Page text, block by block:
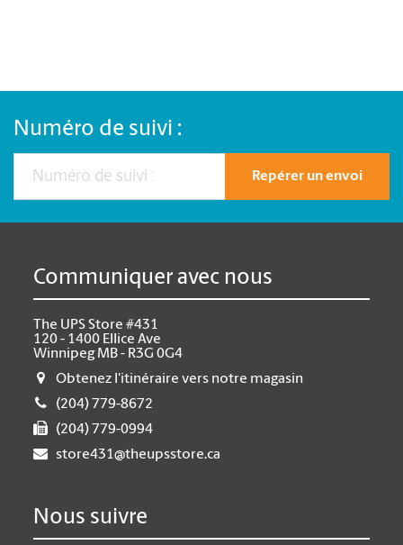
Numéro de suivi :
Repérer un envoi
Communiquer avec nous
The UPS Store #431
120 - 1400 Ellice Ave
Winnipeg MB - R3G 0G4
Obtenez l'itinéraire vers notre magasin
(204) 779-8672
(204) 779-0994
store431@theupsstore.ca
Nous suivre